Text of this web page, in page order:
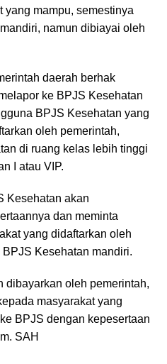
yang mampu, semestinya
namun dibiayai oleh
daerah berhak
ke BPJS Kesehatan
BPJS Kesehatan yang
oleh pemerintah,
di ruang kelas lebih tinggi
I atau VIP.
Kesehatan akan
dan meminta
yang didaftarkan oleh
Kesehatan mandiri.
dibayarkan oleh pemerintah,
masyarakat yang
BPJS dengan kepesertaan
SAH